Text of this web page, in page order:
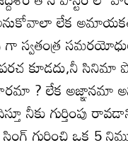
లేక
స్వతంత్ర
కూడదు,నీ సినిమా
? లేక అజ్ఞానమా
నీకు గుర్తింపు
గురించి ఒక 5